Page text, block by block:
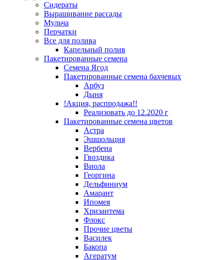
Сидераты
Выращивание рассады
Мульча
Перчатки
Все для полива
Капельный полив
Пакетированные семена
Семена Ягод
Пакетированные семена бахчевых
Арбуз
Дыня
!Акция, распродажа!!
Реализовать до 12.2020 г
Пакетированные семена цветов
Астра
Эшшольция
Вербена
Гвоздика
Виола
Георгина
Дельфиниум
Амарант
Ипомея
Хризантема
Флокс
Прочие цветы
Василек
Бакопа
Агератум